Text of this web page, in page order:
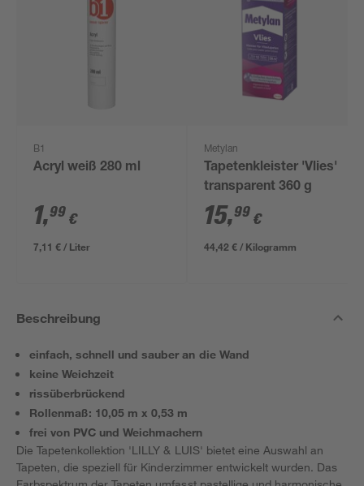
B1
Acryl weiß 280 ml
1,99 €
7,11 € / Liter
Metylan
Tapetenkleister 'Vlies'
transparent 360 g
15,99 €
44,42 € / Kilogramm
Beschreibung
einfach, schnell und sauber an die Wand
keine Weichzeit
rissüberbrückend
Rollenmaß: 10,05 m x 0,53 m
frei von PVC und Weichmachern
Die Tapetenkollektion 'LILLY & LUIS' bietet eine Auswahl an
Tapeten, die speziell für Kinderzimmer entwickelt wurden. Das